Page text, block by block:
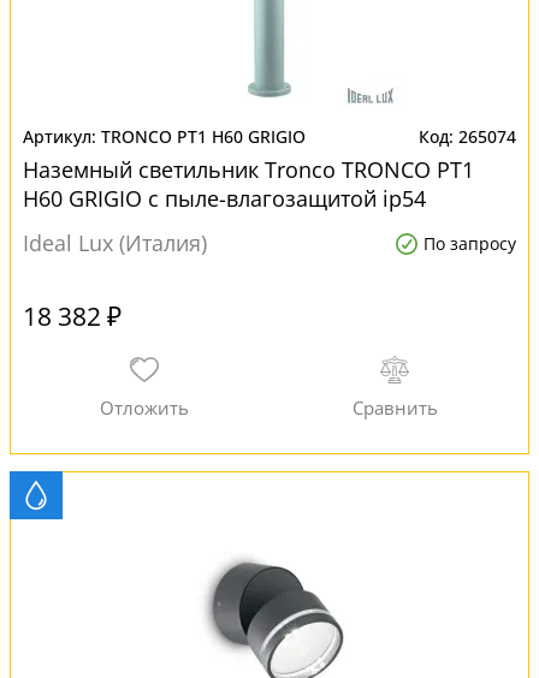
TRONCO PT1 H60 GRIGIO 265074
Наземный светильник Tronco TRONCO PT1
H60 GRIGIO с пыле-влагозащитой ip54
Ideal Lux (Италия)
По запросу
18 382 ₽